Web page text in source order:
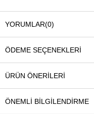
YORUMLAR(0)
ÖDEME SEÇENEKLERI
ÜRÜN ÖNERILERI
ÖNEMLI BILGILENDIRME